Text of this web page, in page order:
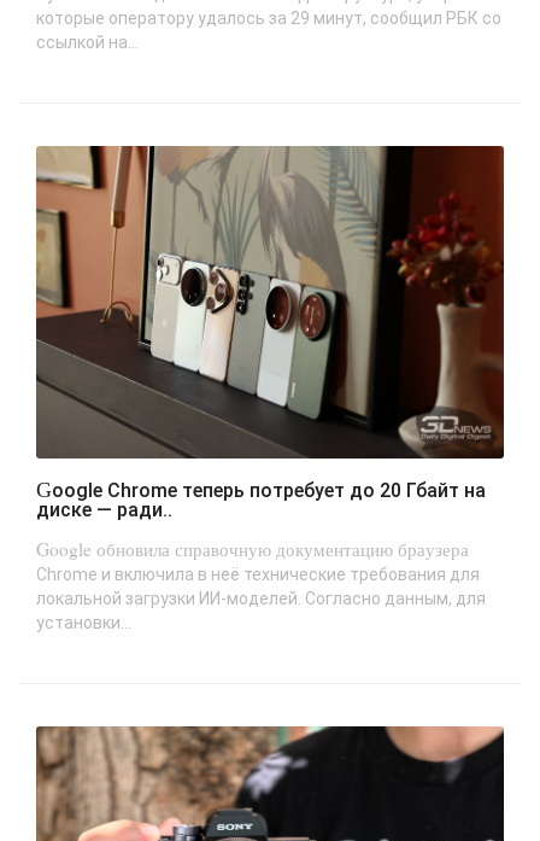
которые оператору удалось за 29 минут, сообщил РБК со
ссылкой на...
Google Chrome теперь потребует до 20 Гбайт на
диске — ради..
Google обновила справочную документацию браузера
Chrome и включила в неё технические требования для
локальной загрузки ИИ-моделей. Согласно данным, для
установки...